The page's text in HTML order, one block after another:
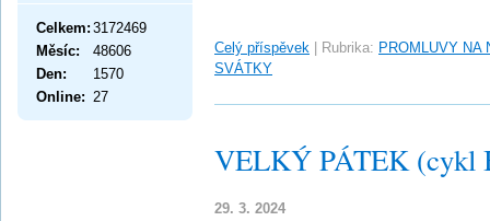
Celý příspěvek Rubrika: PROMLUVY NA
SVÁTKY
VELKÝ PÁTEK (cykl
29. 3. 2024
Online: 27
Celkem: 3172469
Měsíc:
48606
Den:
1570